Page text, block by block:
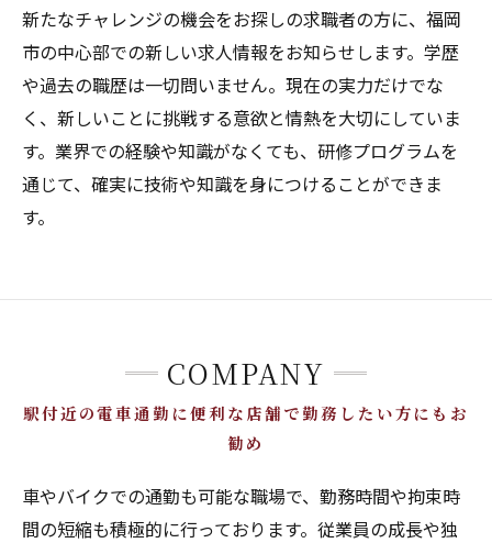
新たなチャレンジの機会をお探しの求職者の方に、福岡
市の中心部での新しい求人情報をお知らせします。学歴
や過去の職歴は一切問いません。現在の実力だけでな
く、新しいことに挑戦する意欲と情熱を大切にしていま
す。業界での経験や知識がなくても、研修プログラムを
通じて、確実に技術や知識を身につけることができま
す。
駅付近の電車通勤に便利な店舗で勤務したい方にもお
勧め
COMPANY
車やバイクでの通勤も可能な職場で、勤務時間や拘束時
間の短縮も積極的に行っております。従業員の成長や独